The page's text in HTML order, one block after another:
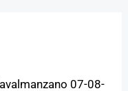
07-08-